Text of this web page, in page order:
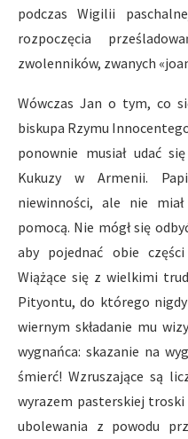
podczas Wigilii
rozpoczęcia
zwolenników, zwanych
Wówczas Jan o tym, co
biskupa Rzymu
ponownie musiał udać
Kukuzy w Armenii.
niewinności, ale nie
pomocą. Nie mógł się
aby pojednać obie
Wiążące się z wielkimi
Pityontu, do którego
wiernym składanie mu
wygnańca: skazanie na
śmierć! Wzruszające są
wyrazem pasterskiej troski
ubolewania z powodu